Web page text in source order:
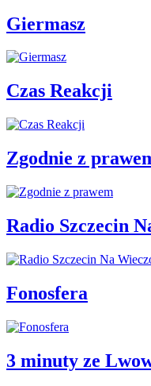
Giermasz
Czas Reakcji
Zgodnie z
Radio Szczecin
Fonosfera
3 minuty ze